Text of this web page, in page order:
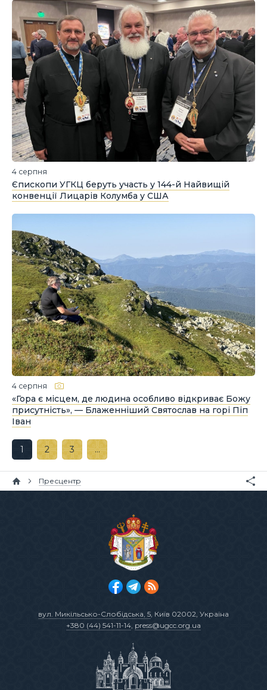
4 серпня
Єпископи УГКЦ беруть участь у 144-й Найвищій
конвенції Лицарів Колумба у США
4 серпня
«Гора є місцем, де людина особливо відкриває Божу
присутність», — Блаженніший Святослав на горі Піп
Іван
1 2 3 …
Пресцентр
вул. Микільсько-Слобідська, 5, Київ 02002, Україна
+380 (44) 541-11-14, press@ugcc.org.ua